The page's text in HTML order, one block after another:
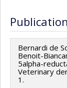
Funding
Dermatology
Bernardi de
Benoit-
5alpha-
Veterinary
1.